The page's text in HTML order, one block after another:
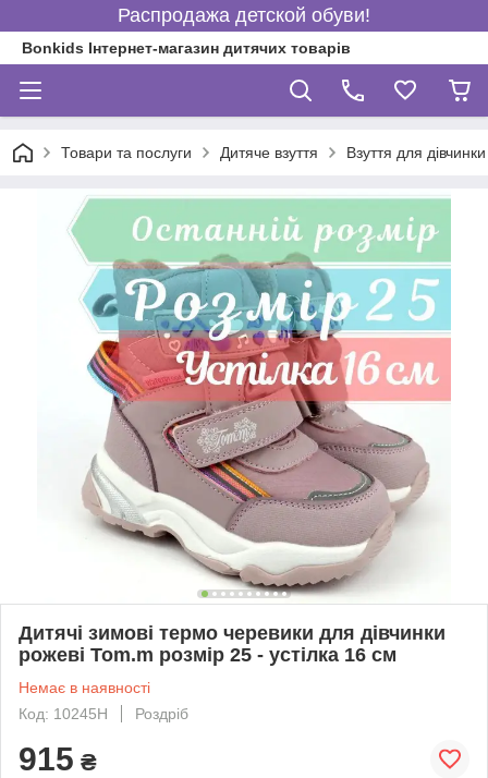
Распродажа детской обуви!
Bonkids Інтернет-магазин дитячих товарів
Товари та послуги Дитяче взуття Взуття для дівчинки
Дитячі зимові термо черевики для дівчинки
рожеві Tom.m розмір 25 - устілка 16 см
Немає в наявності
Код: 10245H
Роздріб
915 ₴